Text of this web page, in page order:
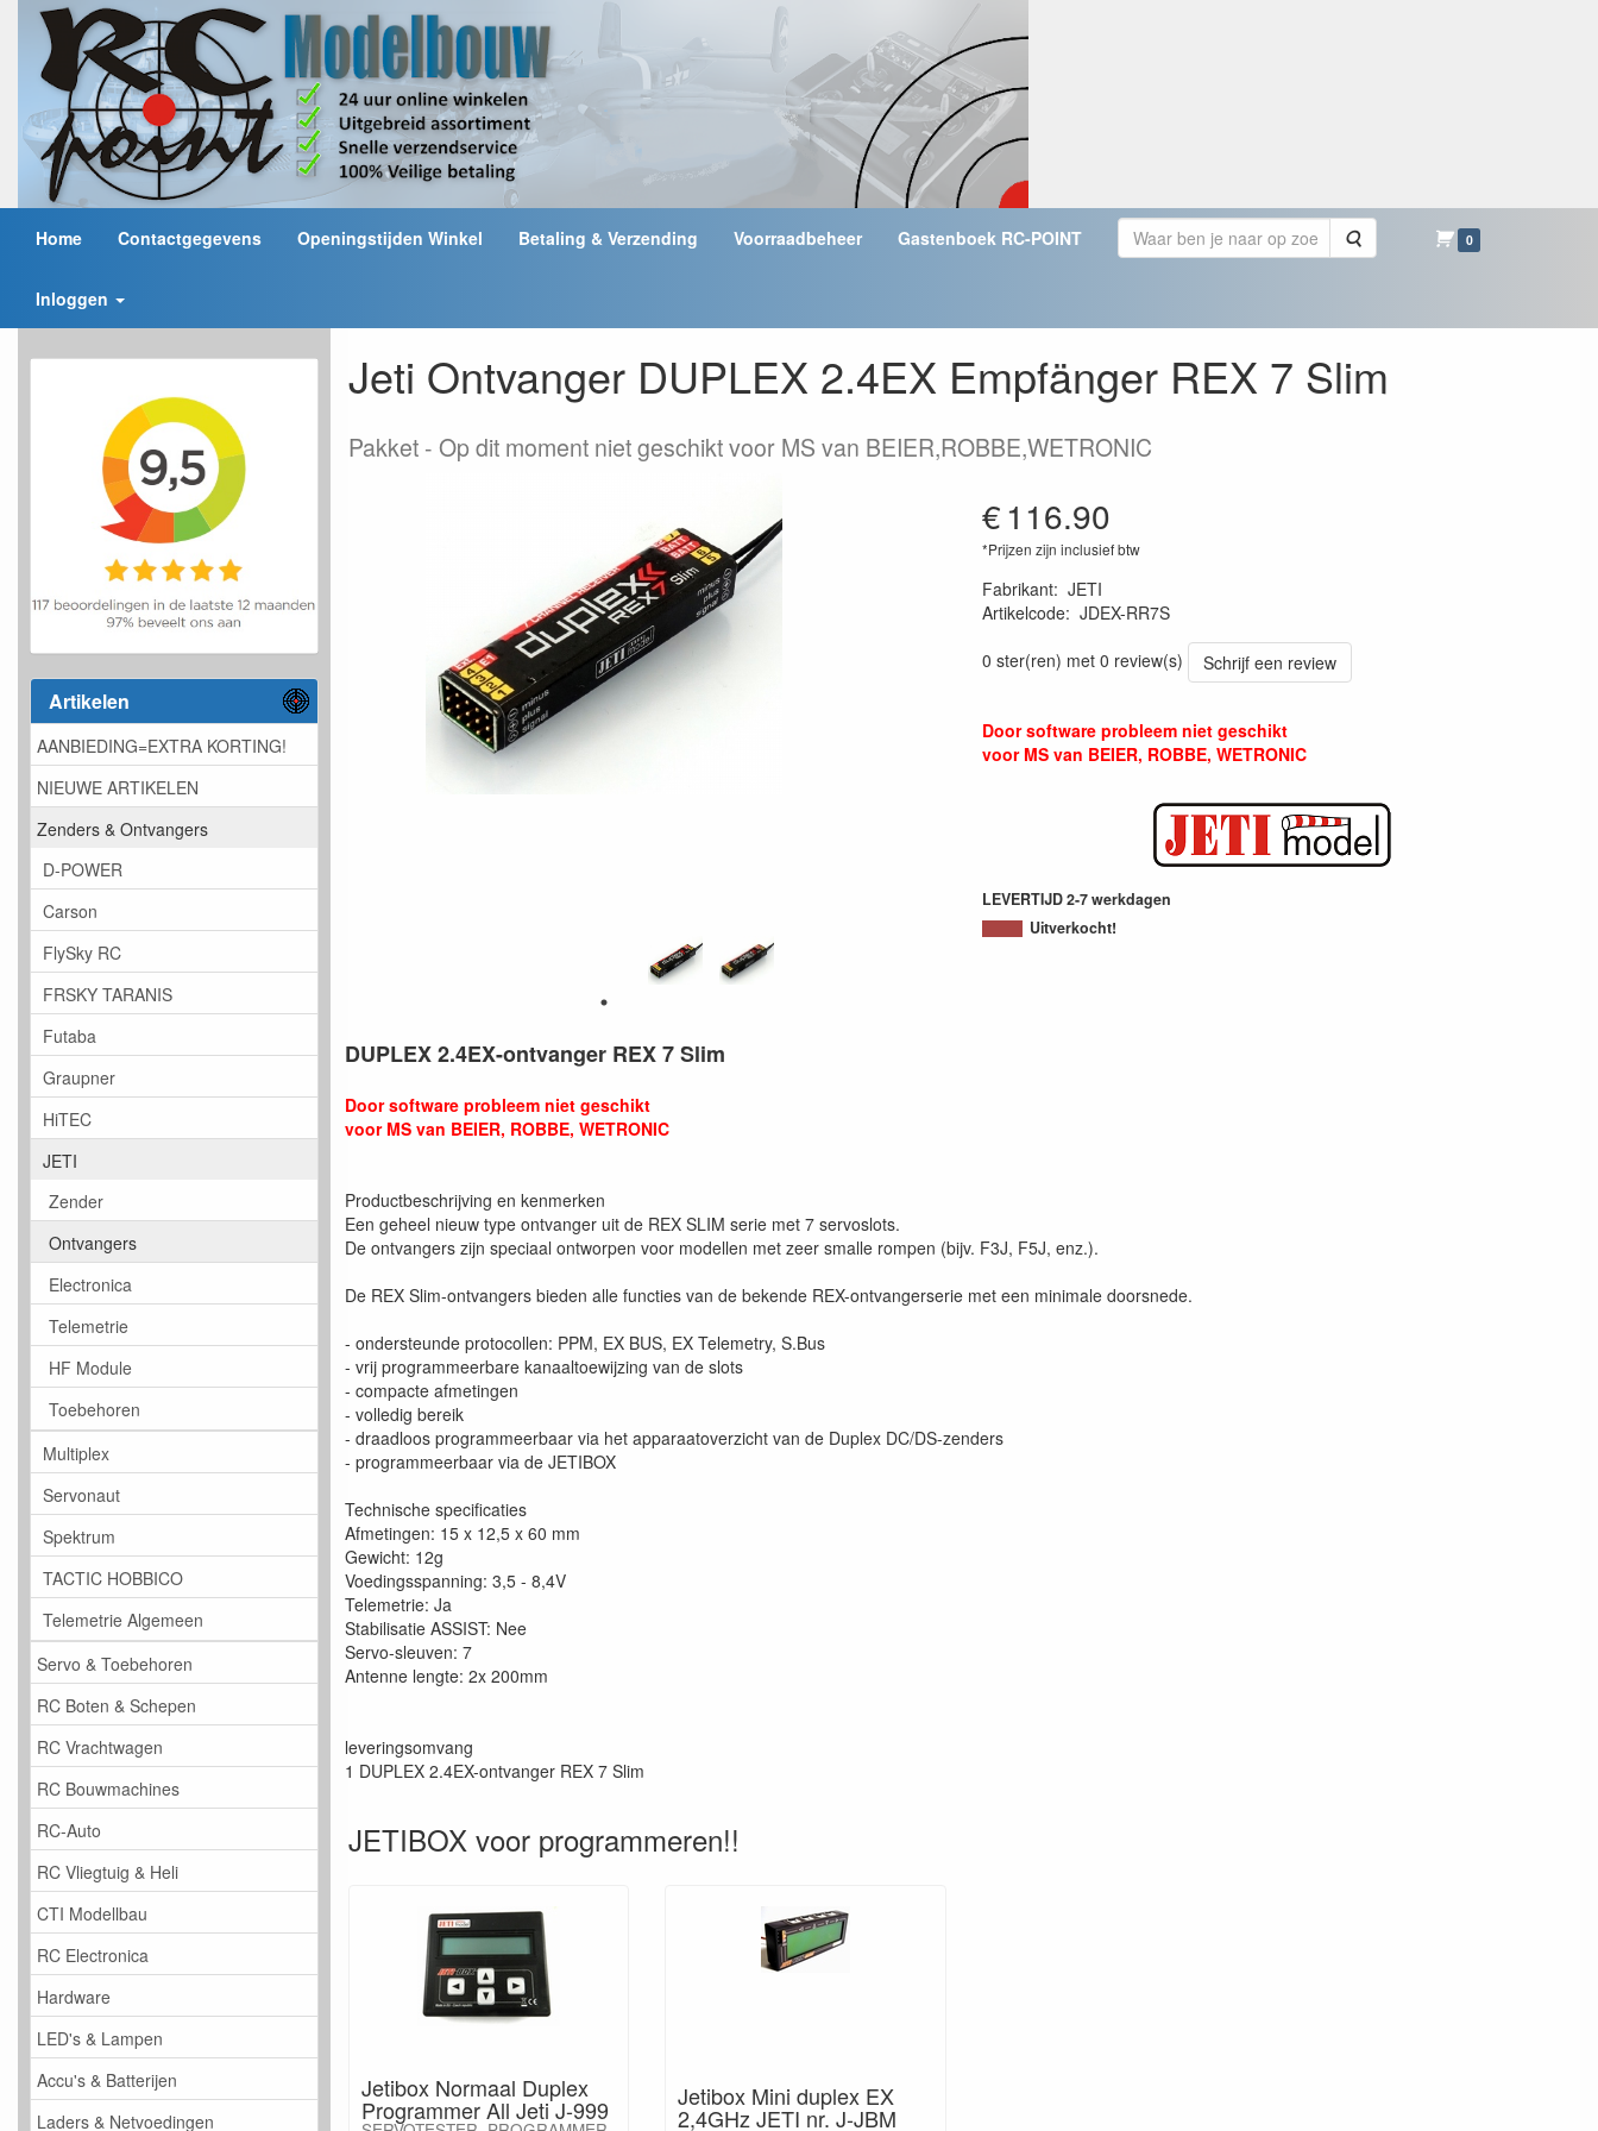
Home Contactgegevens Openingstijden Winkel Betaling & Verzending Voorraadbeheer Gastenboek RC-POINT Zoeken 0
Inloggen
Artikelen
AANBIEDING=EXTRA KORTING!
NIEUWE ARTIKELEN
Zenders & Ontvangers
D-POWER
Carson
FlySky RC
FRSKY TARANIS
Futaba
Graupner
HiTEC
JETI
Zender
Ontvangers
Electronica
Telemetrie
HF Module
Toebehoren
Multiplex
Servonaut
Spektrum
TACTIC HOBBICO
Telemetrie Algemeen
Servo & Toebehoren
RC Boten & Schepen
RC Vrachtwagen
RC Bouwmachines
RC-Auto
RC Vliegtuig & Heli
CTI Modellbau
RC Electronica
Hardware
LED's & Lampen
Accu's & Batterijen
Laders & Netvoedingen
Jeti Ontvanger DUPLEX 2.4EX Empfänger REX 7 Slim
Pakket Op dit moment niet geschikt voor MS van BEIER,ROBBE,WETRONIC
€116.90
*Prijzen zijn inclusief btw
Fabrikant: JETI
Artikelcode: JDEX-RR7S
0 ster(ren) met 0 review(s)
Schrijf een review
Door software probleem niet geschikt
voor MS van BEIER, ROBBE, WETRONIC
LEVERTIJD 2-7 werkdagen
Uitverkocht!
DUPLEX 2.4EX-ontvanger REX 7 Slim
Door software probleem niet geschikt
voor MS van BEIER, ROBBE, WETRONIC
Productbeschrijving en kenmerken
Een geheel nieuw type ontvanger uit de REX SLIM serie met 7 servoslots.
De ontvangers zijn speciaal ontworpen voor modellen met zeer smalle rompen (bijv. F3J, F5J, enz.).
De REX Slim-ontvangers bieden alle functies van de bekende REX-ontvangerserie met een minimale doorsnede.
- ondersteunde protocollen: PPM, EX BUS, EX Telemetry, S.Bus
- vrij programmeerbare kanaaltoewijzing van de slots
- compacte afmetingen
- volledig bereik
- draadloos programmeerbaar via het apparaatoverzicht van de Duplex DC/DS-zenders
- programmeerbaar via de JETIBOX
Technische specificaties
Afmetingen: 15 x 12,5 x 60 mm
Gewicht: 12g
Voedingsspanning: 3,5 - 8,4V
Telemetrie: Ja
Stabilisatie ASSIST: Nee
Servo-sleuven: 7
Antenne lengte: 2x 200mm
leveringsomvang
1 DUPLEX 2.4EX-ontvanger REX 7 Slim
JETIBOX voor programmeren!!
Jetibox Normaal Duplex
Programmer All Jeti J-999 Jetibox Mini duplex EX
2,4GHz JETI nr. J-JBM